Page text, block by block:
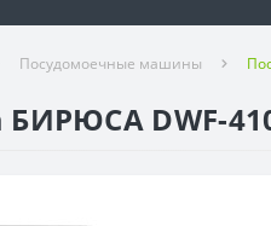
Посудомоечные машины
DWF-